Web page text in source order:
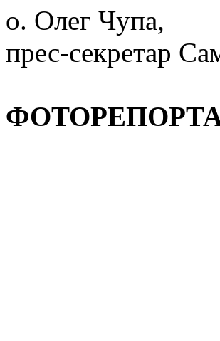
о. Олег Чупа,
прес-секретар